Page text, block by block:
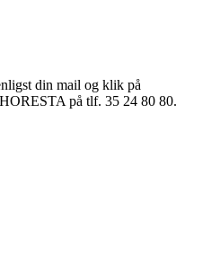
din mail og klik på
på tlf. 35 24 80 80.